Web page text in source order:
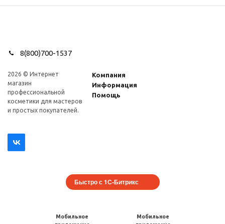
8(800)700-1537
2026 © Интернет
магазин
профеcсиональной
косметики для мастеров
и простых покупателей.
Компания
Информация
Помощь
Быстро с 1С-Битрикс
Мобильное
Мобильное